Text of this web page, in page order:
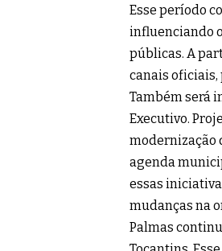
Esse período
influenciando
públicas. A
canais
Também será
Executivo.
modernização
agenda
essas
mudanças na
Palmas